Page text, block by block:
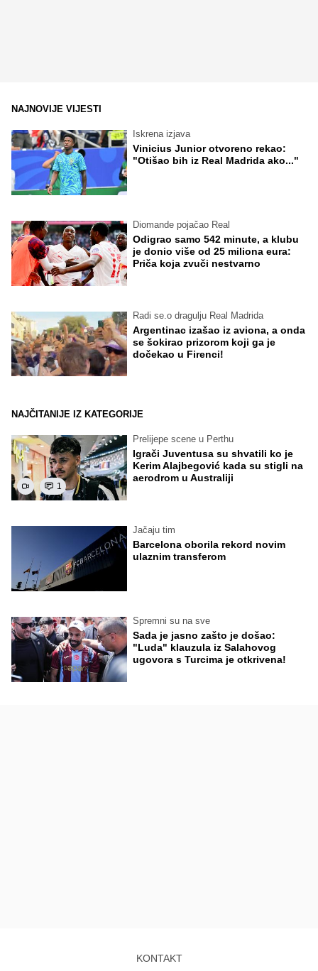
NAJNOVIJE VIJESTI
Iskrena izjava
Vinicius Junior otvoreno rekao:
"Otišao bih iz Real Madrida ako..."
Diomande pojačao Real
Odigrao samo 542 minute, a klubu
je donio više od 25 miliona eura:
Priča koja zvuči nestvarno
Radi se.o dragulju Real Madrida
Argentinac izašao iz aviona, a onda
se šokirao prizorom koji ga je
dočekao u Firenci!
NAJČITANIJE IZ KATEGORIJE
1
Prelijepe scene u Perthu
Igrači Juventusa su shvatili ko je
Kerim Alajbegović kada su stigli na
aerodrom u Australiji
Jačaju tim
Barcelona oborila rekord novim
ulaznim transferom
Spremni su na sve
Sada je jasno zašto je došao:
"Luda" klauzula iz Salahovog
ugovora s Turcima je otkrivena!
KONTAKT